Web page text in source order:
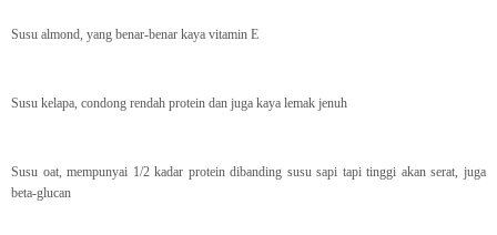
Susu almond, yang benar-benar kaya vitamin E
Susu kelapa, condong rendah protein dan juga kaya lemak jenuh
Susu oat, mempunyai 1/2 kadar protein dibanding susu sapi tapi tinggi akan serat, juga
beta-glucan